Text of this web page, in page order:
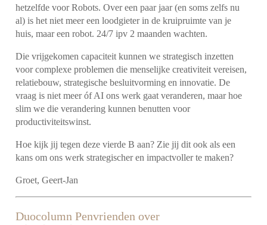
hetzelfde voor Robots. Over een paar jaar (en soms zelfs nu
al) is het niet meer een loodgieter in de kruipruimte van je
huis, maar een robot. 24/7 ipv 2 maanden wachten.
Die vrijgekomen capaciteit kunnen we strategisch inzetten
voor complexe problemen die menselijke creativiteit vereisen,
relatiebouw, strategische besluitvorming en innovatie. De
vraag is niet meer óf AI ons werk gaat veranderen, maar hoe
slim we die verandering kunnen benutten voor
productiviteitswinst.
Hoe kijk jij tegen deze vierde B aan? Zie jij dit ook als een
kans om ons werk strategischer en impactvoller te maken?
Groet, Geert-Jan
Duocolumn Penvrienden over